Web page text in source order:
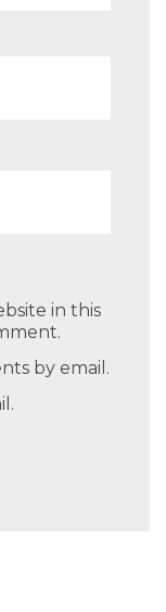
in this
by email.